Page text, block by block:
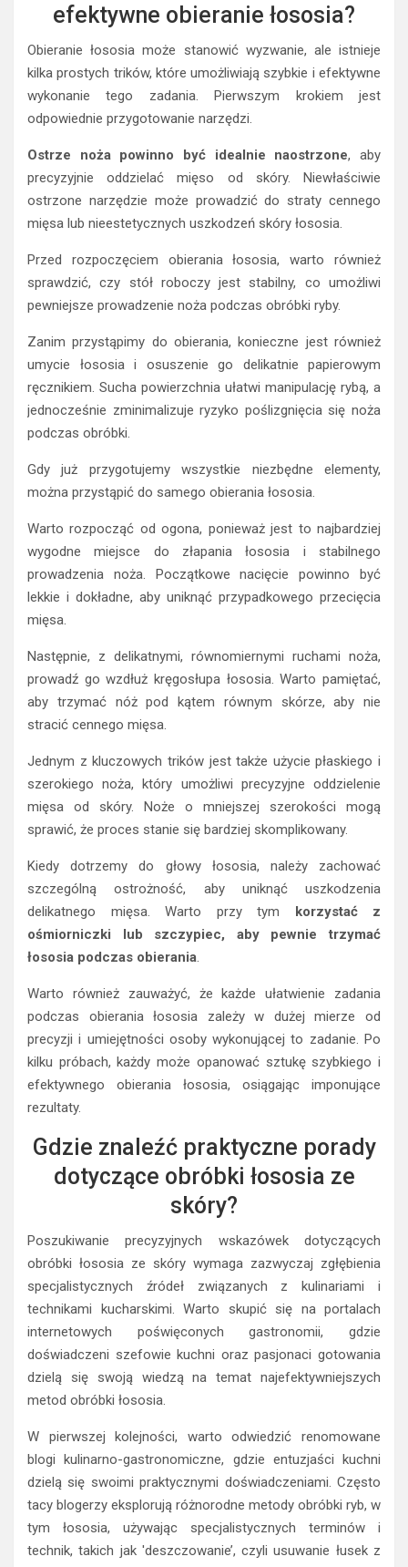
efektywne obieranie łososia?
Obieranie łososia może stanowić wyzwanie, ale istnieje
kilka prostych trików, które umożliwiają szybkie i efektywne
wykonanie tego zadania. Pierwszym krokiem jest
odpowiednie przygotowanie narzędzi.
Ostrze noża powinno być idealnie naostrzone, aby
precyzyjnie oddzielać mięso od skóry. Niewłaściwie
ostrzone narzędzie może prowadzić do straty cennego
mięsa lub nieestetycznych uszkodzeń skóry łososia.
Przed rozpoczęciem obierania łososia, warto również
sprawdzić, czy stół roboczy jest stabilny, co umożliwi
pewniejsze prowadzenie noża podczas obróbki ryby.
Zanim przystąpimy do obierania, konieczne jest również
umycie łososia i osuszenie go delikatnie papierowym
ręcznikiem. Sucha powierzchnia ułatwi manipulację rybą, a
jednocześnie zminimalizuje ryzyko poślizgnięcia się noża
podczas obróbki.
Gdy już przygotujemy wszystkie niezbędne elementy,
można przystąpić do samego obierania łososia.
Warto rozpocząć od ogona, ponieważ jest to najbardziej
wygodne miejsce do złapania łososia i stabilnego
prowadzenia noża. Początkowe nacięcie powinno być
lekkie i dokładne, aby uniknąć przypadkowego przecięcia
mięsa.
Następnie, z delikatnymi, równomiernymi ruchami noża,
prowadź go wzdłuż kręgosłupa łososia. Warto pamiętać,
aby trzymać nóż pod kątem równym skórze, aby nie
stracić cennego mięsa.
Jednym z kluczowych trików jest także użycie płaskiego i
szerokiego noża, który umożliwi precyzyjne oddzielenie
mięsa od skóry. Noże o mniejszej szerokości mogą
sprawić, że proces stanie się bardziej skomplikowany.
Kiedy dotrzemy do głowy łososia, należy zachować
szczególną ostrożność, aby uniknąć uszkodzenia
delikatnego mięsa. Warto przy tym korzystać z
ośmiorniczki lub szczypiec, aby pewnie trzymać
łososia podczas obierania.
Warto również zauważyć, że każde ułatwienie zadania
podczas obierania łososia zależy w dużej mierze od
precyzji i umiejętności osoby wykonującej to zadanie. Po
kilku próbach, każdy może opanować sztukę szybkiego i
efektywnego obierania łososia, osiągając imponujące
rezultaty.
Gdzie znaleźć praktyczne porady
dotyczące obróbki łososia ze
skóry?
Poszukiwanie precyzyjnych wskazówek dotyczących
obróbki łososia ze skóry wymaga zazwyczaj zgłębienia
specjalistycznych źródeł związanych z kulinariami i
technikami kucharskimi. Warto skupić się na portalach
internetowych poświęconych gastronomii, gdzie
doświadczeni szefowie kuchni oraz pasjonaci gotowania
dzielą się swoją wiedzą na temat najefektywniejszych
metod obróbki łososia.
W pierwszej kolejności, warto odwiedzić renomowane
blogi kulinarno-gastronomiczne, gdzie entuzjaści kuchni
dzielą się swoimi praktycznymi doświadczeniami. Często
tacy blogerzy eksplorują różnorodne metody obróbki ryb, w
tym łososia, używając specjalistycznych terminów i
technik, takich jak 'deszczowanie’, czyli usuwanie łusek z